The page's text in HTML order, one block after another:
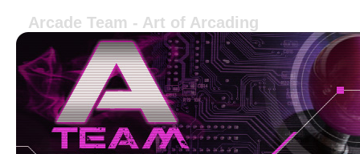
Arcade Team - Art of Arcading